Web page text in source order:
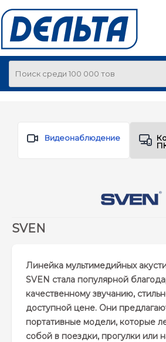
Видеонаблюдение
SVEN
Линейка мультимедийных
SVEN стала популярной
качественному звучанию,
доступной цене. Они
портативные модели, которые
собой в поездки, прогулки или